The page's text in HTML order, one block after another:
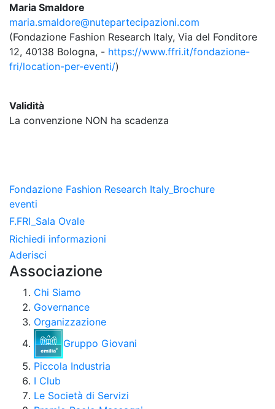
Maria Smaldore
maria.smaldore@nutepartecipazioni.com
(Fondazione Fashion Research Italy, Via del Fonditore
12, 40138 Bologna, - https://www.ffri.it/fondazione-
fri/location-per-eventi/)
Validità
La convenzione NON ha scadenza
Fondazione Fashion Research Italy_Brochure
eventi
F.FRI_Sala Ovale
Richiedi informazioni
Aderisci
Associazione
Chi Siamo
Governance
Organizzazione
Gruppo Giovani
Piccola Industria
I Club
Le Società di Servizi